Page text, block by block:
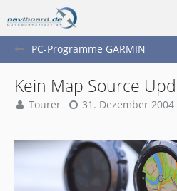
PC-Programme GARMIN
Kein Map Source
Tourer 31. Dezember 2004